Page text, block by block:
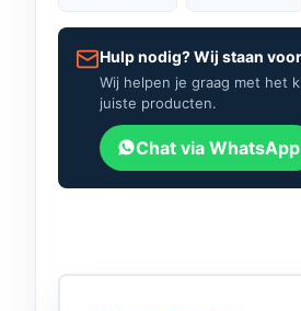
Hulp nodig? Wij staan
Wij helpen je graag met het
juiste producten.
Chat via WhatsApp